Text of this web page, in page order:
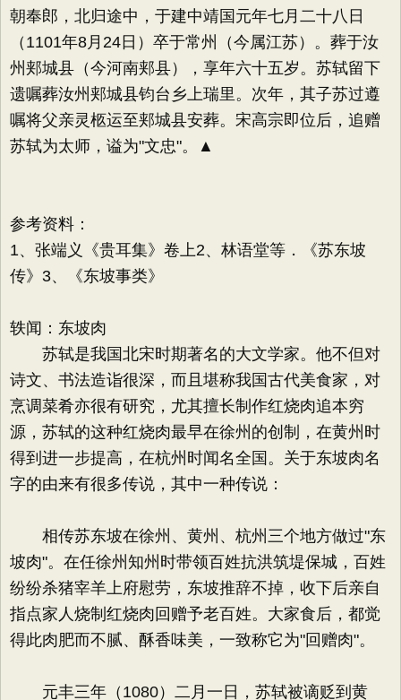
朝奉郎，北归途中，于建中靖国元年七月二十八日
（1101年8月24日）卒于常州（今属江苏）。葬于汝
州郏城县（今河南郏县），享年六十五岁。苏轼留下
遗嘱葬汝州郏城县钧台乡上瑞里。次年，其子苏过遵
嘱将父亲灵柩运至郏城县安葬。宋高宗即位后，追赠
苏轼为太师，谥为"文忠"。▲
参考资料：
1、张端义《贵耳集》卷上2、林语堂等．《苏东坡
传》3、《东坡事类》
轶闻：东坡肉
苏轼是我国北宋时期著名的大文学家。他不但对
诗文、书法造诣很深，而且堪称我国古代美食家，对
烹调菜肴亦很有研究，尤其擅长制作红烧肉追本穷
源，苏轼的这种红烧肉最早在徐州的创制，在黄州时
得到进一步提高，在杭州时闻名全国。关于东坡肉名
字的由来有很多传说，其中一种传说：
相传苏东坡在徐州、黄州、杭州三个地方做过"东
坡肉"。在任徐州知州时带领百姓抗洪筑堤保城，百姓
纷纷杀猪宰羊上府慰劳，东坡推辞不掉，收下后亲自
指点家人烧制红烧肉回赠予老百姓。大家食后，都觉
得此肉肥而不腻、酥香味美，一致称它为"回赠肉"。
元丰三年（1080）二月一日，苏轼被谪贬到黄